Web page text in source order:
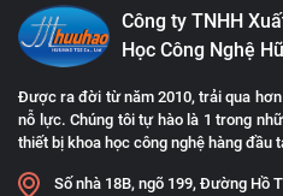
Công ty TNHH
Học Công Nghệ
Được ra đời từ năm 2010, trải qua
nỗ lực. Chúng tôi tự hào là 1 trong
thiết bị khoa học công nghệ hàng đầu
Số nhà 18B, ngõ 199, Đường Hồ